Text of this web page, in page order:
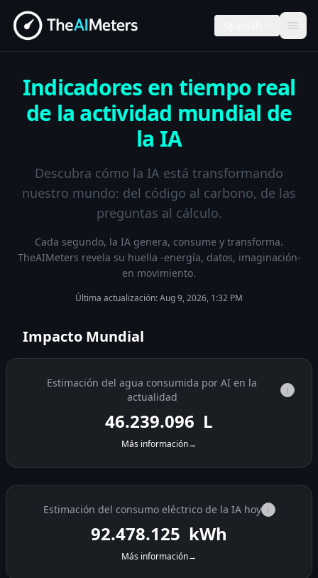
Indicadores en tiempo real
de la actividad mundial de
la IA
Descubra cómo la IA está transformando
nuestro mundo: del código al carbono, de las
preguntas al cálculo.
Cada segundo, la IA genera, consume y transforma.
TheAIMeters revela su huella -energía, datos, imaginación-
en movimiento.
Última actualización:Aug 9, 2026, 1:32 PM
Impacto Mundial
Estimación del agua consumida por AI en la
actualidad
i
46.239.740 L
Más información→
Estimación del consumo eléctrico de la IA hoy i
92.479.409 kWh
Más información→